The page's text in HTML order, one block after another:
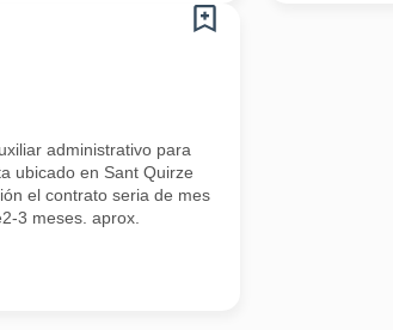
administrativo para
ubicado en Sant Quirze
el contrato seria de mes
3 meses. aprox.